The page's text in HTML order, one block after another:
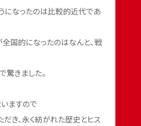
になったのは比較的近代であ
全国的になったのはなんと、戦
驚きました。
いますので
き、永く紡がれた歴史とヒス